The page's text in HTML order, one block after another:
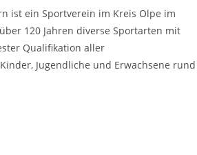
ist ein Sportverein im Kreis Olpe im
120 Jahren diverse Sportarten mit
Qualifikation aller
Jugendliche und Erwachsene rund